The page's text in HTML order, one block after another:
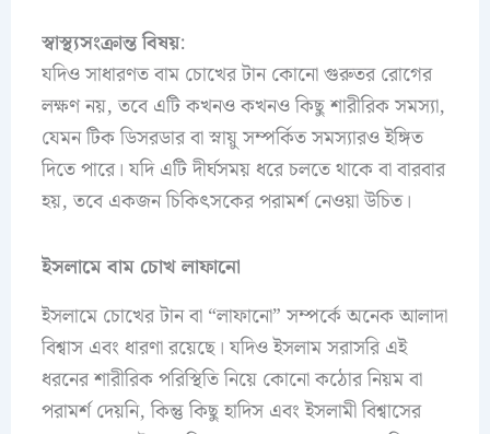
স্বাস্থ্যসংক্রান্ত বিষয়:
যদিও সাধারণত বাম চোখের টান কোনো গুরুতর রোগের
লক্ষণ নয়, তবে এটি কখনও কখনও কিছু শারীরিক সমস্যা,
যেমন টিক ডিসরডার বা স্নায়ু সম্পর্কিত সমস্যারও ইঙ্গিত
দিতে পারে। যদি এটি দীর্ঘসময় ধরে চলতে থাকে বা বারবার
হয়, তবে একজন চিকিৎসকের পরামর্শ নেওয়া উচিত।
ইসলামে বাম চোখ লাফানো
ইসলামে চোখের টান বা “লাফানো” সম্পর্কে অনেক আলাদা
বিশ্বাস এবং ধারণা রয়েছে। যদিও ইসলাম সরাসরি এই
ধরনের শারীরিক পরিস্থিতি নিয়ে কোনো কঠোর নিয়ম বা
পরামর্শ দেয়নি, কিন্তু কিছু হাদিস এবং ইসলামী বিশ্বাসের